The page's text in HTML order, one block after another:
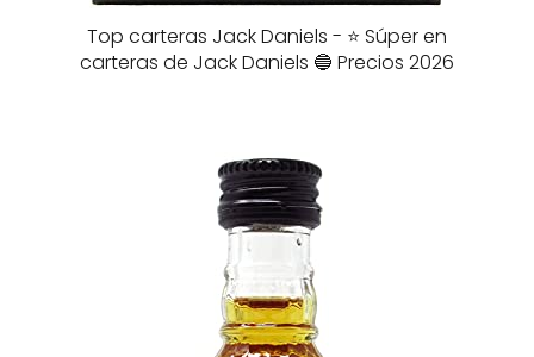
Top carteras Jack Daniels - ⭐️ Súper en
carteras de Jack Daniels 🔵 Precios 2026